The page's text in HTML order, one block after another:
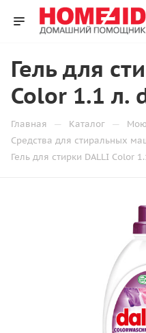
Гель для
Color 1.1 л.
Главная — Каталог —
Средства для стиральных
Гель для стирки DALLI Color